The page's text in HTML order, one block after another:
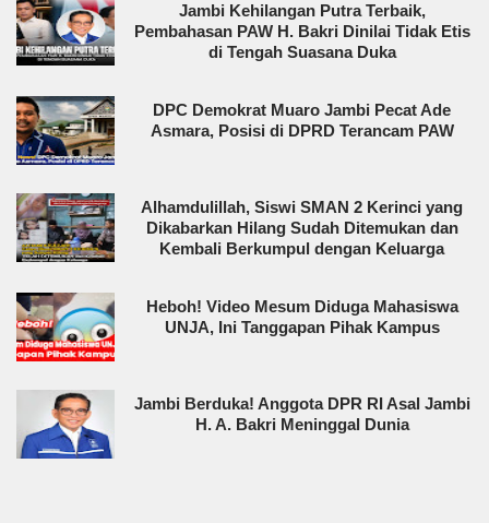
Jambi Kehilangan Putra Terbaik,
Pembahasan PAW H. Bakri Dinilai Tidak Etis
di Tengah Suasana Duka
DPC Demokrat Muaro Jambi Pecat Ade
Asmara, Posisi di DPRD Terancam PAW
Alhamdulillah, Siswi SMAN 2 Kerinci yang
Dikabarkan Hilang Sudah Ditemukan dan
Kembali Berkumpul dengan Keluarga
Heboh! Video Mesum Diduga Mahasiswa
UNJA, Ini Tanggapan Pihak Kampus
Jambi Berduka! Anggota DPR RI Asal Jambi
H. A. Bakri Meninggal Dunia